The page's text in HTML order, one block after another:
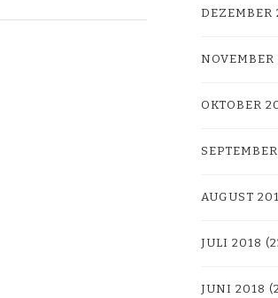
DEZEMBER
NOVEMBER
OKTOBER
AUGUST
JULI 2018
JUNI 2018